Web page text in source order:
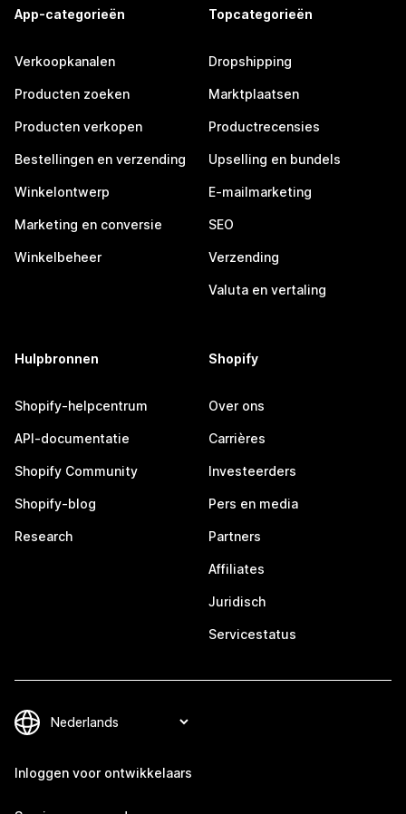
App-categorieën
Verkoopkanalen
Producten zoeken
Producten verkopen
Bestellingen en verzending
Winkelontwerp
Marketing en conversie
Winkelbeheer
Topcategorieën
Dropshipping
Marktplaatsen
Productrecensies
Upselling en bundels
E-mailmarketing
SEO
Verzending
Valuta en vertaling
Hulpbronnen
Shopify-helpcentrum
API-documentatie
Shopify Community
Shopify-blog
Research
Shopify
Over ons
Carrières
Investeerders
Pers en media
Partners
Affiliates
Juridisch
Servicestatus
Inloggen voor ontwikkelaars